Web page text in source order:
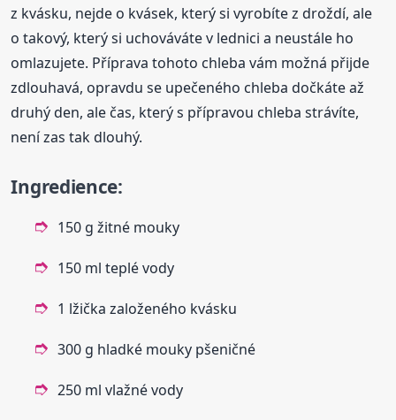
z kvásku, nejde o kvásek, který si vyrobíte z droždí, ale
o takový, který si uchováváte v lednici a neustále ho
omlazujete. Příprava tohoto chleba vám možná přijde
zdlouhavá, opravdu se upečeného chleba dočkáte až
druhý den, ale čas, který s přípravou chleba strávíte,
není zas tak dlouhý.
Ingredience:
150 g žitné mouky
150 ml teplé vody
1 lžička založeného kvásku
300 g hladké mouky pšeničné
250 ml vlažné vody